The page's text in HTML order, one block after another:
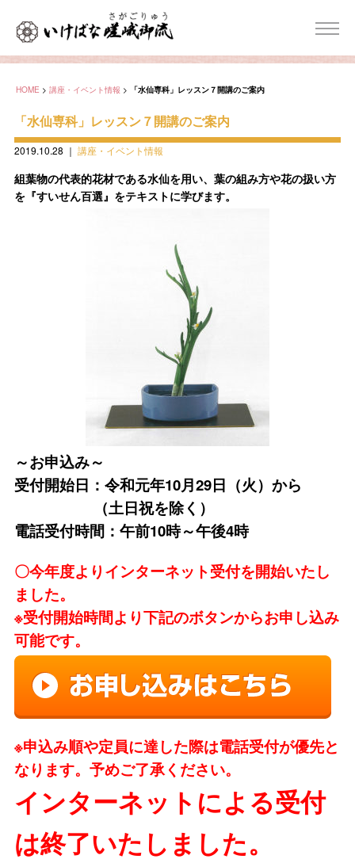
HOME > 講座・イベント情報 > 「水仙専科」レッスン７開講のご案内
「水仙専科」レッスン７開講のご案内
2019.10.28 ｜ 講座・イベント情報
組葉物の代表的花材である水仙を用い、葉の組み方や花の扱い方
を『すいせん百選』をテキストに学びます。
～お申込み～
受付開始日：令和元年10月29日（火）から
（土日祝を除く）
電話受付時間：午前10時～午後4時
〇今年度よりインターネット受付を開始いたし
ました。
※受付開始時間より下記のボタンからお申し込み
可能です。
※申込み順や定員に達した際は電話受付が優先と
なります。予めご了承ください。
インターネットによる受付
は終了いたしました。